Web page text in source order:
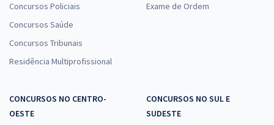
Concursos Policiais
Concursos Saúde
Concursos Tribunais
Residência Multiprofissional
Exame de Ordem
CONCURSOS NO CENTRO-
OESTE
CONCURSOS NO SUL E
SUDESTE